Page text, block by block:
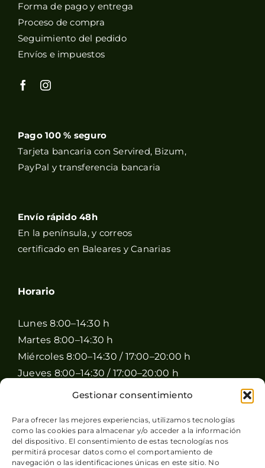
Gestionar consentimiento
Para ofrecer las mejores experiencias, utilizamos tecnologías
como las cookies para almacenar y/o acceder a la información
del dispositivo. El consentimiento de estas tecnologías nos
permitirá procesar datos como el comportamiento de
navegación o las identificaciones únicas en este sitio. No
Forma de pago y entrega
Proceso de compra
Seguimiento del pedido
Envíos e impuestos
Pago 100 % seguro
Tarjeta bancaria con Servired, Bizum,
PayPal y transferencia bancaria
Envío rápido 48h
En la península, y correos
certificado en Baleares y Canarias
Horario
Lunes 8:00–14:30 h
Martes 8:00–14:30 h
Miércoles 8:00–14:30 / 17:00–20:00 h
Jueves 8:00–14:30 / 17:00–20:00 h
Viernes 8:00–14:30 / 17:00–20:00 h
Domingo Cerrado